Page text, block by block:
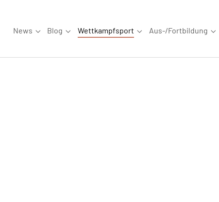
News
Submenu for "News"
Blog
Submenu for "Blog"
Wettkampfsport
Submenu for
Aus-/Fortbildung